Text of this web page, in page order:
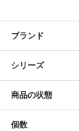
ブランド
シリーズ
商品の状態
個数